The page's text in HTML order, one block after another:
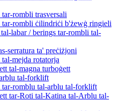
rombli trasversali
tar-rombli ċilindriċi b'żewġ ringieli
labar / berings tar-rombli tal-
serratura ta' preċiżjoni
mejda rotatorja
tal-magna turboġett
tal-forklift
tar-romblu tal-arblu tal-forklift
tar-Roti tal-Katina tal-Arblu tal-